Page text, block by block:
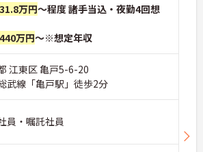
31.8万円～程度 諸手当込・夜勤4回想
440万円～※想定年収
江東区 亀戸5-6-20
武線「亀戸駅」徒歩2分
員・嘱託社員